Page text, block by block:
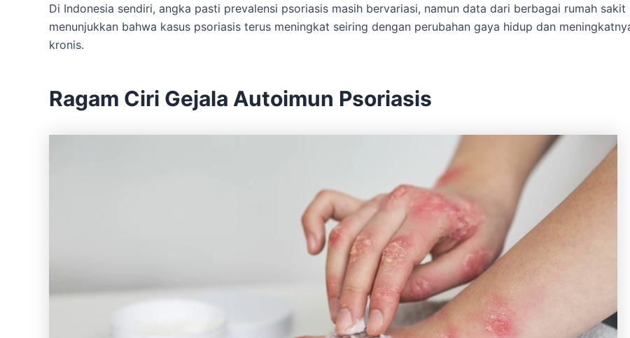
Di Indonesia sendiri, angka pasti prevalensi psoriasis masih bervariasi, namun data dari berbagai rumah sakit
menunjukkan bahwa kasus psoriasis terus meningkat seiring dengan perubahan gaya hidup dan
kronis.
Ragam Ciri Gejala Autoimun Psoriasis